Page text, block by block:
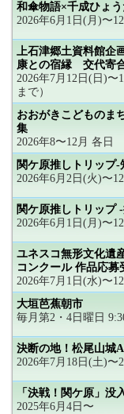
和傘物語×千成ひょう
2026年6月1日(月)〜
上石津郷土資料館企
康との宿縁 交代寄
2026年7月12日(日)〜
まで）
おおがきこどものま
集
2026年8〜12月 各日
関ケ原推しトリップ-
2026年6月2日(火)〜
関ケ原推しトリップ
2026年6月1日(月)〜
ユネスコ無形文化遺
コンクール 作品応募
2026年7月1日(水)〜
大垣芭蕉朝市
毎月第2・4日曜日
決断の地！松尾山城
2026年7月18日(土)〜
「決戦！関ケ原」没
2025年6月4日〜